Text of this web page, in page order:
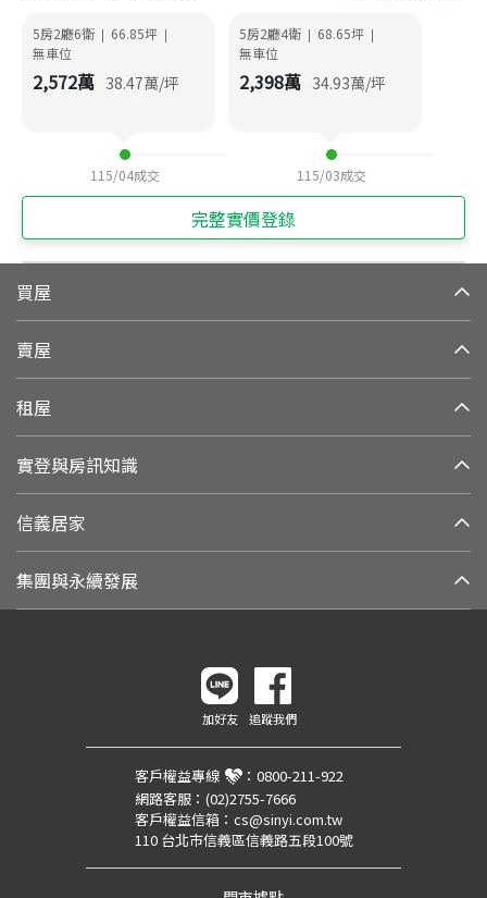
5房2廳6衛 | 66.85坪 |
無車位
2,572萬 38.47萬/坪
115/04成交
5房2廳4衛 | 68.65坪 |
無車位
2,398萬 34.93萬/坪
115/03成交
完整實價登錄
買屋
賣屋
租屋
實登與房訊知識
信義居家
集團與永續發展
加好友 追蹤我們
客戶權益專線 ： 0800-211-922
網路客服： (02)2755-7666
客戶權益信箱： cs@sinyi.com.tw
110 台北市信義區信義路五段100號